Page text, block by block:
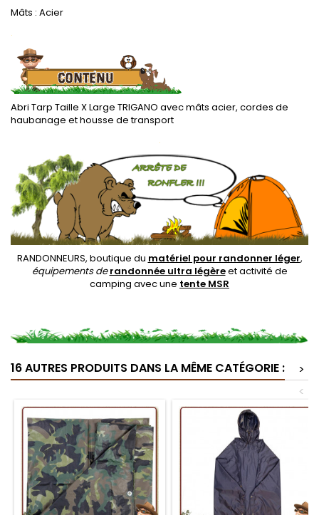
Mâts : Acier
.
Abri Tarp Taille X Large TRIGANO avec mâts acier, cordes de
haubanage et housse de transport
.
RANDONNEURS, boutique du matériel pour randonner léger,
équipements derandonnée ultra légèreet activité de
camping avec une tente MSR
16 AUTRES PRODUITS DANS LA MÊME CATÉGORIE :
>
<